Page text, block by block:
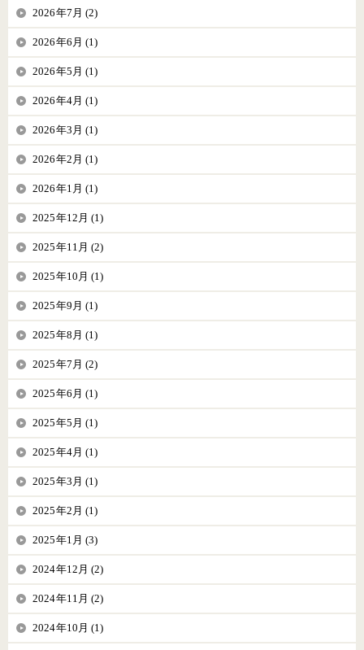
2026年7月 (2)
2026年6月 (1)
2026年5月 (1)
2026年4月 (1)
2026年3月 (1)
2026年2月 (1)
2026年1月 (1)
2025年12月 (1)
2025年11月 (2)
2025年10月 (1)
2025年9月 (1)
2025年8月 (1)
2025年7月 (2)
2025年6月 (1)
2025年5月 (1)
2025年4月 (1)
2025年3月 (1)
2025年2月 (1)
2025年1月 (3)
2024年12月 (2)
2024年11月 (2)
2024年10月 (1)